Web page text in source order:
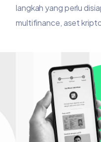
langkah yang perlu
multifinance, aset